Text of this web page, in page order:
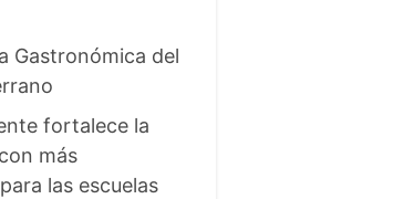
Gastronómica del
fortalece la
más
las escuelas